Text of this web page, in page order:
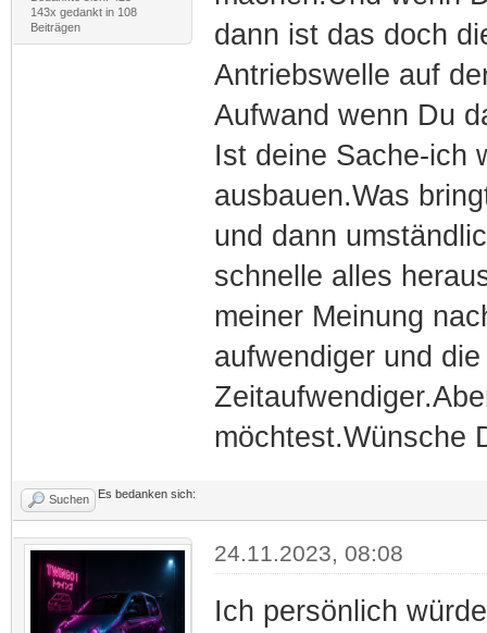
143x gedankt in 108
Beiträgen
dann ist das doch
Antriebswelle auf
Aufwand wenn Du
Ist deine Sache-ich
ausbauen.Was
und dann
schnelle alles
meiner Meinung
aufwendiger und
möchtest.Wünsche
Suchen Es bedanken sich:
24.11.2023, 08:08
Ich persönlich